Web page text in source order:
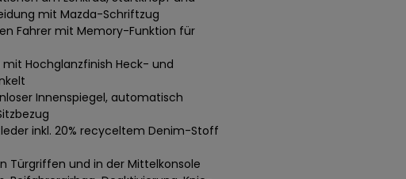
mit Mazda-Schriftzug
Fahrer mit Memory-Funktion für
Hochglanzfinish Heck- und
Innenspiegel, automatisch
inkl. 20% recyceltem Denim-Stoff
Türgriffen und in der Mittelkonsole